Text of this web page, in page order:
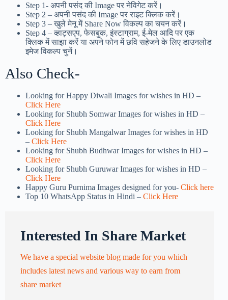
Step 1- अपनी पसंद की Image पर नेविगेट करें।
Step 2 – अपनी पसंद की Image पर राइट क्लिक करें।
Step 3 – खुले मेनू में Share Now विकल्प का चयन करें।
Step 4 – व्हाट्सएप, फेसबुक, इंस्टाग्राम, ई-मेल आदि पर एक
क्लिक में साझा करें या अपने फोन में छवि सहेजने के लिए डाउनलोड
इमेज विकल्प चुनें।
Also Check-
Looking for Happy Diwali Images for wishes in HD –
Click Here
Looking for Shubh Somwar Images for wishes in HD –
Click Here
Looking for Shubh Mangalwar Images for wishes in HD
– Click Here
Looking for Shubh Budhwar Images for wishes in HD –
Click Here
Looking for Shubh Guruwar Images for wishes in HD –
Click Here
Happy Guru Purnima Images designed for you- Click here
Top 10 WhatsApp Status in Hindi – Click Here
Interested In Share Market
We have a special website blog made for you which
includes latest news and various way to earn from
share market